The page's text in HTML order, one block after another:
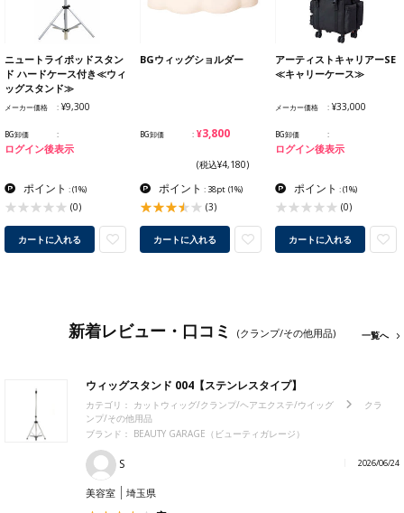
ニュートライポッドスタン
ド ハードケース付き≪ウィ
ッグスタンド≫
メーカー価格 ¥9,300
BG卸価
ログイン後表示
ポイント :(1%)
(0)
カートに入れる
BGウィッグショルダー
BG卸価 ¥3,800
(税込¥4,180)
ポイント : 38pt (1%)
(3)
カートに入れる
アーティストキャリアーSE
≪キャリーケース≫
メーカー価格 ¥33,000
BG卸価
ログイン後表示
ポイント :(1%)
(0)
カートに入れる
新着レビュー・口コミ (クランプ/その他用品) 一覧へ
ウィッグスタンド 004【ステンレスタイプ】
カテゴリ： カットウィッグ/クランプ/ヘアエクステ/ウイッグ
クラ
ンプ/その他用品
ブランド： BEAUTY GARAGE（ビューティガレージ）
S 2026/06/24
美容室 埼玉県